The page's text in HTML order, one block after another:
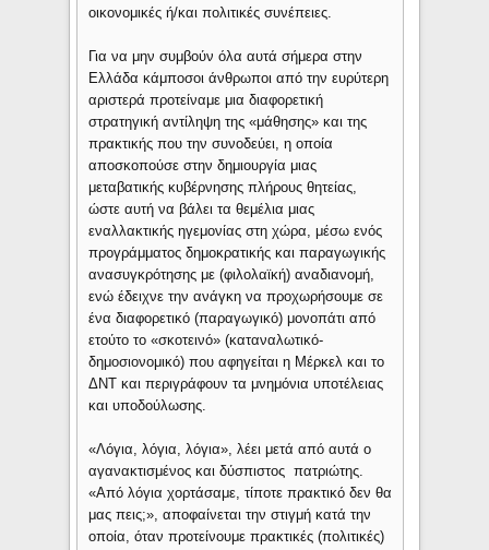
οικονομικές ή/και πολιτικές συνέπειες.
Για να μην συμβούν όλα αυτά σήμερα στην
Ελλάδα κάμποσοι άνθρωποι από την ευρύτερη
αριστερά προτείναμε μια διαφορετική
στρατηγική αντίληψη της «μάθησης» και της
πρακτικής που την συνοδεύει, η οποία
αποσκοπούσε στην δημιουργία μιας
μεταβατικής κυβέρνησης πλήρους θητείας,
ώστε αυτή να βάλει τα θεμέλια μιας
εναλλακτικής ηγεμονίας στη χώρα, μέσω ενός
προγράμματος δημοκρατικής και παραγωγικής
ανασυγκρότησης με (φιλολαϊκή) αναδιανομή,
ενώ έδειχνε την ανάγκη να προχωρήσουμε σε
ένα διαφορετικό (παραγωγικό) μονοπάτι από
ετούτο το «σκοτεινό» (καταναλωτικό-
δημοσιονομικό) που αφηγείται η Μέρκελ και το
ΔΝΤ και περιγράφουν τα μνημόνια υποτέλειας
και υποδούλωσης.
«Λόγια, λόγια, λόγια», λέει μετά από αυτά ο
αγανακτισμένος και δύσπιστος πατριώτης.
«Από λόγια χορτάσαμε, τίποτε πρακτικό δεν θα
μας πεις;», αποφαίνεται την στιγμή κατά την
οποία, όταν προτείνουμε πρακτικές (πολιτικές)